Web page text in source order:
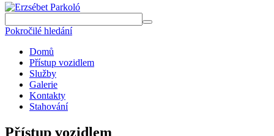
Pokročilé hledání
Domů
Přístup vozidlem
Služby
Galerie
Kontakty
Stahování
Přístup vozidlem